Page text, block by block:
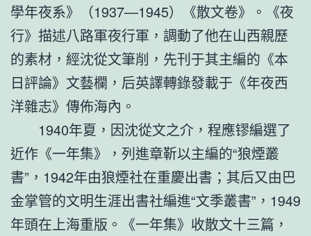
學年夜系》（1937—1945）《散文卷》。《夜
行》描述八路軍夜行軍，調動了他在山西親歷
的素材，經沈從文筆削，先刊于其主編的《本
日評論》文藝欄，后英譯轉錄發載于《年夜西
洋雜志》傳佈海內。
1940年夏，因沈從文之介，程應镠編選了
近作《一年集》，列進章靳以主編的“狼煙叢
書”，1942年由狼煙社在重慶出書；其后又由巴
金掌管的文明生涯出書社編進“文季叢書”，1949
年頭在上海重版。《一年集》收散文十三篇，